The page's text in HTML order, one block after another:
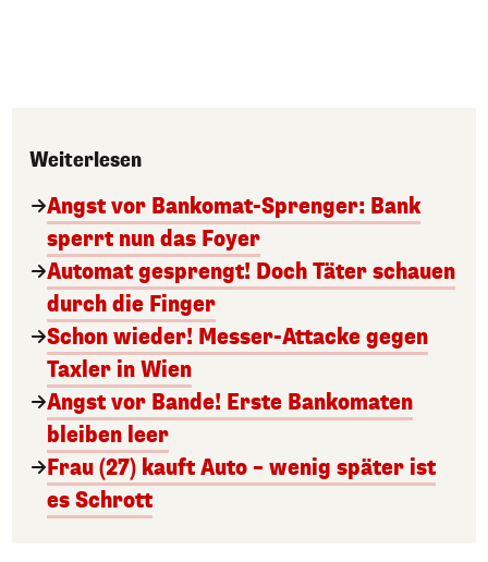
Weiterlesen
Angst vor Bankomat-Sprenger: Bank
sperrt nun das Foyer
Automat gesprengt! Doch Täter schauen
durch die Finger
Schon wieder! Messer-Attacke gegen
Taxler in Wien
Angst vor Bande! Erste Bankomaten
bleiben leer
Frau (27) kauft Auto – wenig später ist
es Schrott